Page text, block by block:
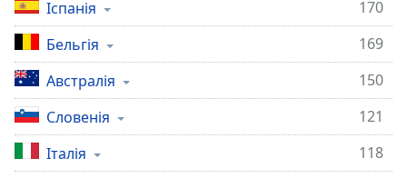
Close
Modal
End
dialog
window.
Іспанія
170
Бельгія
169
Австралія
150
Словенія
121
Італія
118